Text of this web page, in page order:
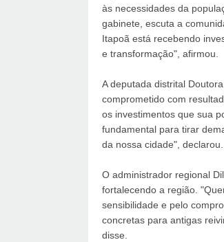
às necessidades da
gabinete, escuta a
Itapoã está recebendo
e transformação", afirmou.
A deputada distrital
comprometido com
os investimentos que sua
fundamental para tirar
da nossa cidade", declarou.
O administrador regional
fortalecendo a região.
sensibilidade e pelo
concretas para antigas
disse.